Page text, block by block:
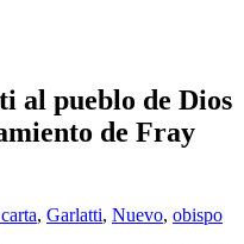
al pueblo de Dios
de Fray
carta, Garlatti, Nuevo, obispo